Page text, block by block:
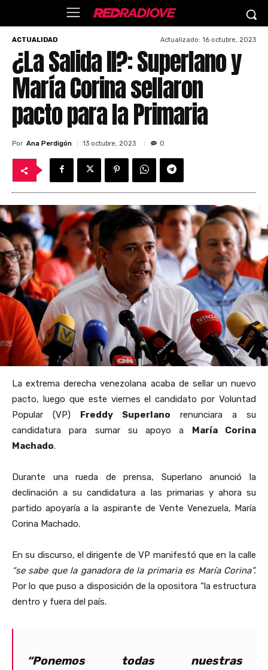
ACTUALIDAD Actualizado: 16 octubre, 2023
¿La Salida II?: Superlano y
María Corina sellaron
pacto para la Primaria
Por Ana Perdigón 13 octubre, 2023 0
La extrema derecha venezolana acaba de sellar un nuevo
pacto, luego que este viernes el candidato por Voluntad
Popular (VP) Freddy Superlano renunciara a su
candidatura para sumar su apoyo a María Corina
Machado.
Durante una rueda de prensa, Superlano anunció la
declinación a su candidatura a las primarias y ahora su
partido apoyaría a la aspirante de Vente Venezuela, María
Corina Machado.
En su discurso, el dirigente de VP manifestó que en la calle
“se sabe que la ganadora de la primaria es María Corina”.
Por lo que puso a disposición de la opositora “la estructura
dentro y fuera del país.
“Ponemos todas nuestras